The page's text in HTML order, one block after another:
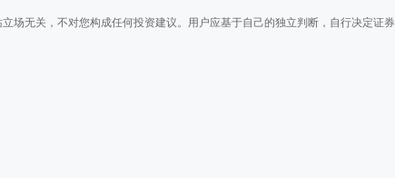
场无关，不对您构成任何投资建议。用户应基于自己的独立判断，自行决定证券